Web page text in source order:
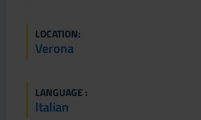
LOCATION:
Verona
LANGUAGE :
Italian